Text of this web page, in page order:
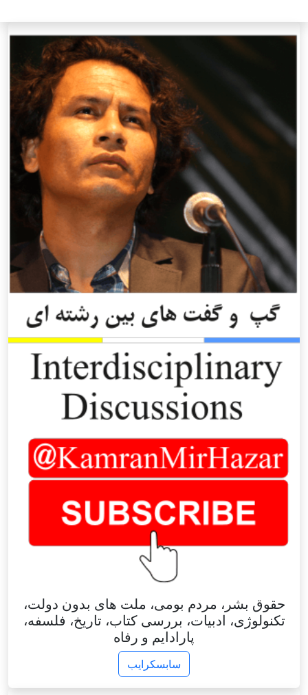
حقوق بشر، مردم بومی، ملت های بدون دولت،
تکنولوژی، ادبیات، بررسی کتاب، تاریخ، فلسفه،
پارادایم و رفاه
سابسکرایب